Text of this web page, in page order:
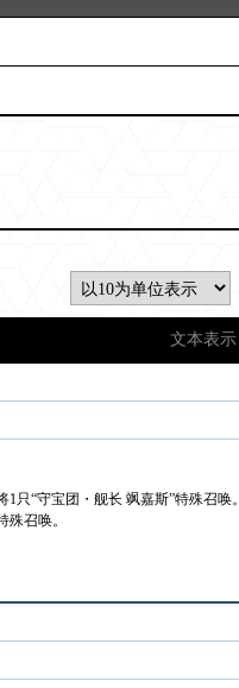
文本表示
“守宝团・舰长 飒嘉斯”特殊召唤。
召唤。